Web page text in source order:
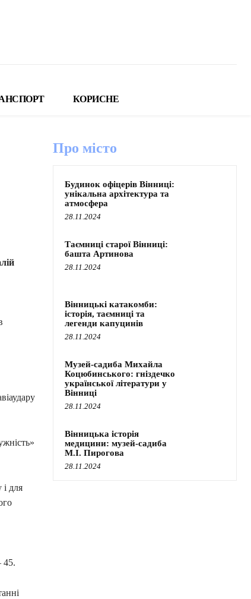
КОРИСНЕ
для
45.
Про місто
Будинок офіцерів Вінниці:
унікальна архітектура та
атмосфера
28.11.2024
Таємниці старої Вінниці:
башта Артинова
28.11.2024
Вінницькі катакомби:
історія, таємниці та
легенди капуцинів
28.11.2024
Музей-садиба Михайла
Коцюбинського: гніздечко
української літератури у
Вінниці
28.11.2024
Вінницька історія
медицини: музей-садиба
М.І. Пирогова
28.11.2024